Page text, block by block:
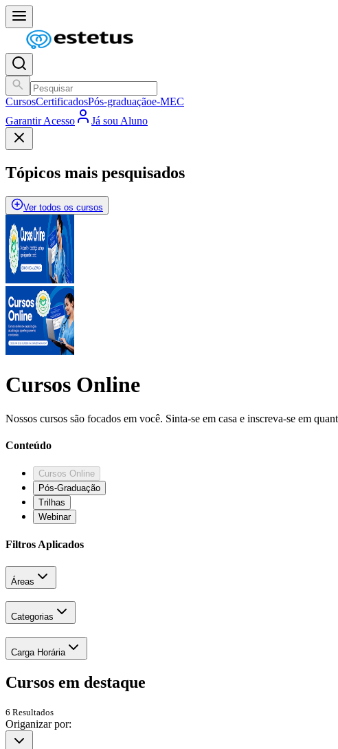
CursosCertificadosPós-graduaçãoe-MEC
Garantir Acesso
Já sou Aluno
Tópicos mais pesquisados
Ver todos os cursos
Cursos Online
Nossos cursos são focados em você. Sinta-se em casa e inscreva-se em
Conteúdo
Cursos Online
Pós-Graduação
Trilhas
Webinar
Filtros Aplicados
Áreas
Categorias
Carga Horária
Cursos em destaque
6 Resultados
Origanizar por: